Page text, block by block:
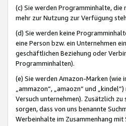
(c) Sie werden Programminhalte,
mehr zur Nutzung zur Verfügung
(d) Sie werden keine
eine Person bzw. ein Unternehmen
geschäftlichen Beziehung oder
Programminhalten).
(e) Sie werden Amazon-Marken (wie
„ammazon“, „amaozn“ und
Versuch unternehmen). Zusätzlich
sorgen, dass von uns benannte
Werbeinhalte im Zusammenhang